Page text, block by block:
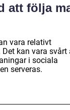
att följa
vara relativt
kan vara svårt
i sociala
serveras.